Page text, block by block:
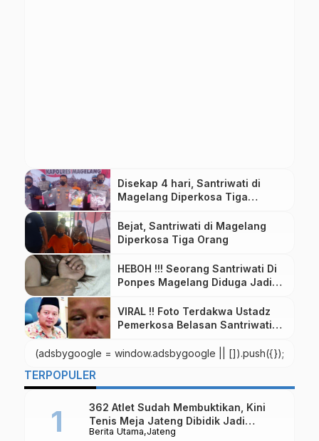
Disekap 4 hari, Santriwati di
Magelang Diperkosa Tiga
Bejat, Santriwati di Magelang
Diperkosa Tiga Orang
HEBOH !!! Seorang Santriwati Di
Ponpes Magelang Diduga Jadi
VIRAL !! Foto Terdakwa Ustadz
Pemerkosa Belasan Santriwati
(adsbygoogle = window.adsbygoogle || []).push({});
TERPOPULER
Berita Utama Jateng
362 Atlet Sudah Membuktikan, Kini
Tenis Meja Jateng Dibidik Jadi
Kekuatan Nasional